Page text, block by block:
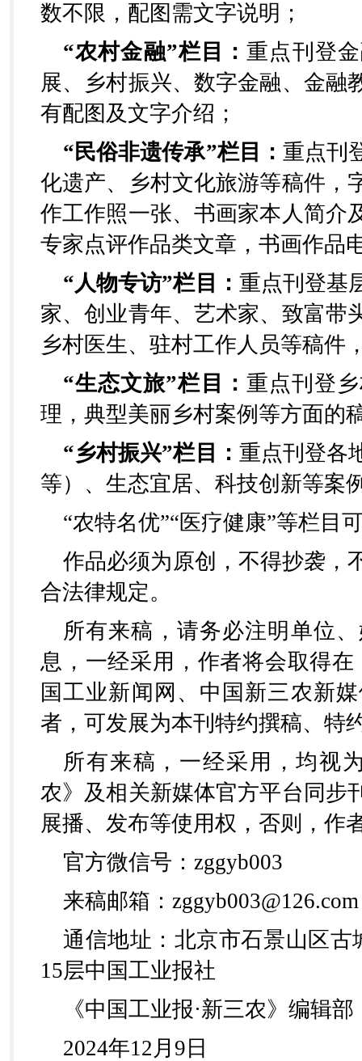
数不限，配图需文字说明；
“农村金融”栏目：重点刊登
展、乡村振兴、数字金融、金融
有配图及文字介绍；
“民俗非遗传承”栏目： 重点刊
化遗产、乡村文化旅游等稿件，
作工作照一张、书画家本人简介
专家点评作品类文章，书画作品
“人物专访”栏目： 重点刊登基
家、创业青年、艺术家、致富带
乡村医生、驻村工作人员等稿件
“生态文旅”栏目： 重点刊登
理，典型美丽乡村案例等方面的
“乡村振兴”栏目： 重点刊登各
等）、生态宜居、科技创新等案
“农特名优”“医疗健康”等栏目
作品必须为原创，不得抄袭，
合法律规定。
所有来稿，请务必注明单位
息，一经采用，作者将会取得
国工业新闻网、中国新三农新
者，可发展为本刊特约撰稿、特
所有来稿，一经采用，均视
农》及相关新媒体官方平台同步
展播、发布等使用权，否则，作
官方微信号：zggyb003
来稿邮箱：zggyb003@126.com
通信地址：北京市石景山区
15层中国工业报社
《中国工业报·新三农》编辑部
2024年12月9日